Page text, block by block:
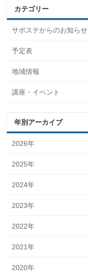
カテゴリー
サポステからのお知らせ
予定表
地域情報
講座・イベント
年別アーカイブ
2026年
2025年
2024年
2023年
2022年
2021年
2020年